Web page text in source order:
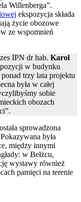
Willenberga”.
ekspozycja składa
życie obozowe
ze wspomnień
IPN dr hab. Karol
w budynku
trzy lata projektu
była w całej
sobie
obozach
sprowadzona
była
między innymi
w Bełżcu,
wystawy również
pamięci na terenie